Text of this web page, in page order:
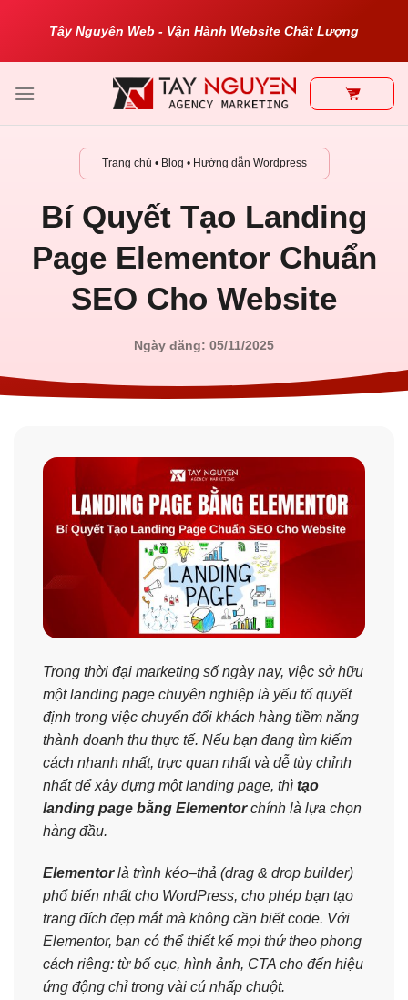
Tây Nguyên Web - Vận Hành Website Chất Lượng
Trang chủ • Blog • Hướng dẫn Wordpress
Bí Quyết Tạo Landing
Page Elementor Chuẩn
SEO Cho Website
Ngày đăng: 05/11/2025
Trong thời đại marketing số ngày nay, việc sở hữu
một landing page chuyên nghiệp là yếu tố quyết
định trong việc chuyển đổi khách hàng tiềm năng
thành doanh thu thực tế. Nếu bạn đang tìm kiếm
cách nhanh nhất, trực quan nhất và dễ tùy chỉnh
nhất để xây dựng một landing page, thì tạo
landing page bằng Elementorchính là lựa chọn
hàng đầu.
Elementorlà trình kéo–thả (drag & drop builder)
phổ biến nhất cho WordPress, cho phép bạn tạo
trang đích đẹp mắt mà không cần biết code. Với
Elementor, bạn có thể thiết kế mọi thứ theo phong
cách riêng: từ bố cục, hình ảnh, CTA cho đến hiệu
ứng động chỉ trong vài cú nhấp chuột.